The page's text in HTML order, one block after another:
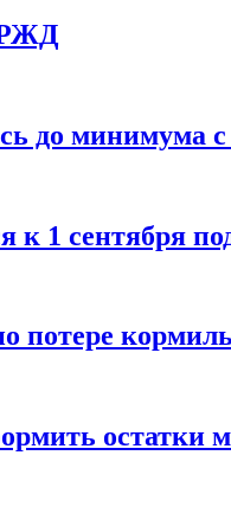
РЖД
до минимума с
к 1 сентября
потере
остатки